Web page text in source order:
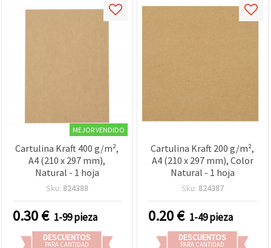
MEJOR VENDIDO
Cartulina Kraft 400 g/m²,
A4 (210 x 297 mm),
Natural - 1 hoja
Sku: 824388
0.30€ 1-99 pieza
DESCUENTOS
PARA CANTIDAD
Cartulina Kraft 200 g/m²,
A4 (210 x 297 mm), Color
Natural - 1 hoja
Sku: 824387
0.20€ 1-49 pieza
DESCUENTOS
PARA CANTIDAD